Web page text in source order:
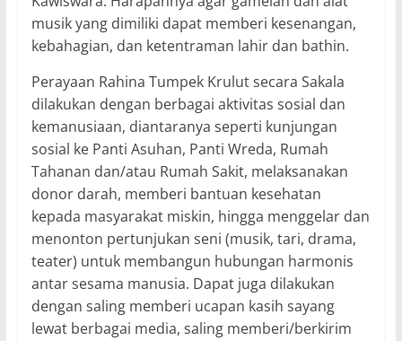
musik yang dimiliki dapat memberi kesenangan,
kebahagian, dan ketentraman lahir dan bathin.
Perayaan Rahina Tumpek Krulut secara Sakala
dilakukan dengan berbagai aktivitas sosial dan
kemanusiaan, diantaranya seperti kunjungan
sosial ke Panti Asuhan, Panti Wreda, Rumah
Tahanan dan/atau Rumah Sakit, melaksanakan
donor darah, memberi bantuan kesehatan
kepada masyarakat miskin, hingga menggelar dan
menonton pertunjukan seni (musik, tari, drama,
teater) untuk membangun hubungan harmonis
antar sesama manusia. Dapat juga dilakukan
dengan saling memberi ucapan kasih sayang
lewat berbagai media, saling memberi/berkirim